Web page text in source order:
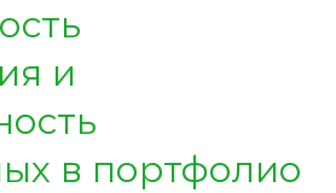
и
в портфолио